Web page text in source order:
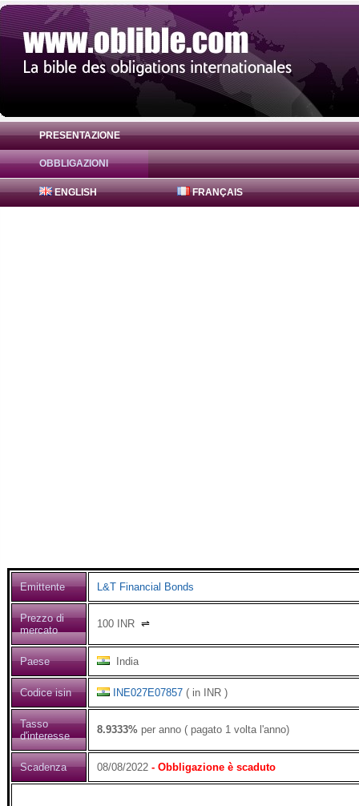
PRESENTAZIONE
OBBLIGAZIONI
ENGLISH FRANÇAIS
Obbligazione L&T Financial Bonds
Emittente L&T Financial Bonds
Prezzo di
mercato
100 INR ⇌
Paese India
Codice isin INE027E07857 ( in INR )
Tasso
d'interesse
8.9333% per anno ( pagato 1 volta l'anno)
Scadenza 08/08/2022 - Obbligazione è scaduto